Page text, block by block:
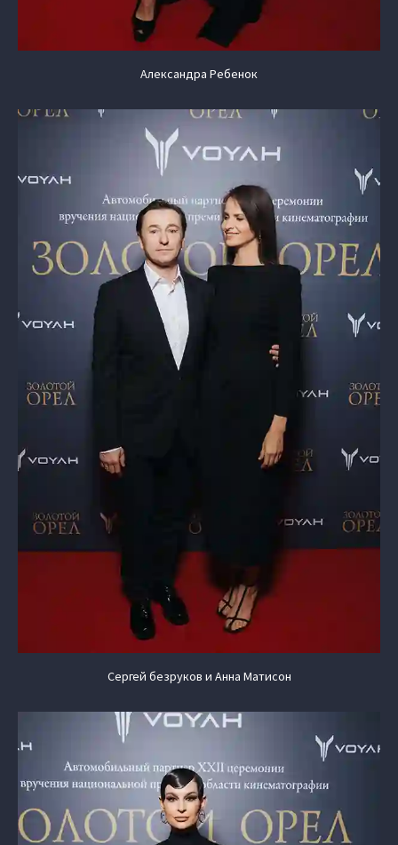
Александра Ребенок
Сергей безруков и Анна Матисон